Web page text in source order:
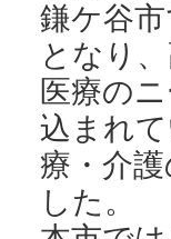
鎌ケ谷
となり
医療の
込まれ
療・介
した。